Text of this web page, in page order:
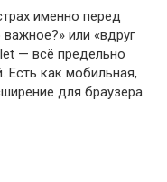
именно перед
или «вдруг
— всё предельно
Есть как мобильная,
для браузера